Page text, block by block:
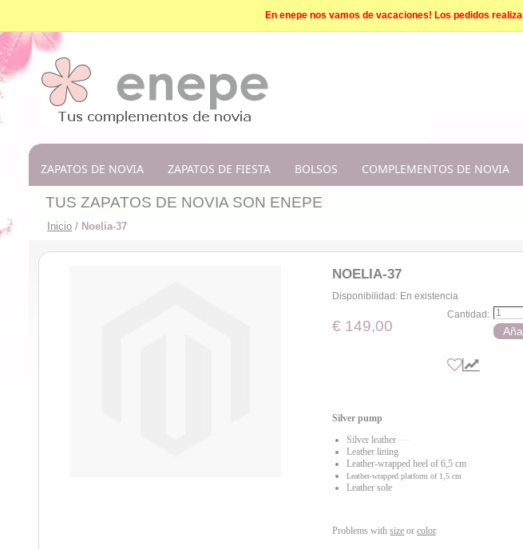
En enepe nos vamos de vacaciones! Los pedidos
ZAPATOS DE NOVIA ZAPATOS DE FIESTA BOLSOS COMPLEMENTOS DE NOVIA
TUS ZAPATOS DE NOVIA SON ENEPE
Inicio / Noelia-37
NOELIA-37
Disponibilidad: En existencia
€ 149,00
Cantidad:
Silver pump
Silver leather
Leather lining
Leather-wrapped heel of 6,5 cm
Leather-wrapped platform of 1,5 cm
Leather sole
Problems withsize orcolor.